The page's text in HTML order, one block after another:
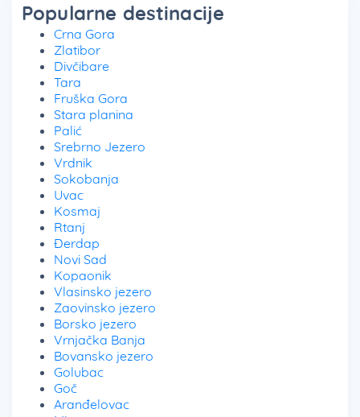
Popularne destinacije
Crna Gora
Zlatibor
Divčibare
Tara
Fruška Gora
Stara planina
Palić
Srebrno Jezero
Vrdnik
Sokobanja
Uvac
Kosmaj
Rtanj
Đerdap
Novi Sad
Kopaonik
Vlasinsko jezero
Zaovinsko jezero
Borsko jezero
Vrnjačka Banja
Bovansko jezero
Golubac
Goč
Aranđelovac